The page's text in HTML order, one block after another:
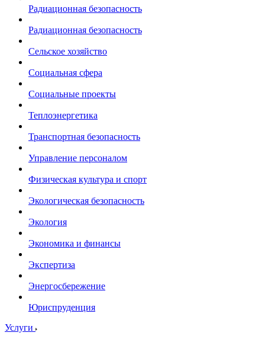
Радиационная безопасность
Радиационная безопасность
Сельское хозяйство
Социальная сфера
Социальные проекты
Теплоэнергетика
Транспортная безопасность
Управление персоналом
Физическая культура и спорт
Экологическая безопасность
Экология
Экономика и финансы
Экспертиза
Энергосбережение
Юриспруденция
Услуги